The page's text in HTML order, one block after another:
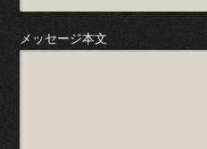
メッセージ本文